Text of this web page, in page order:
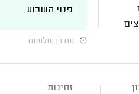
פנוי השבוע
עודכן שלשום
זמינות